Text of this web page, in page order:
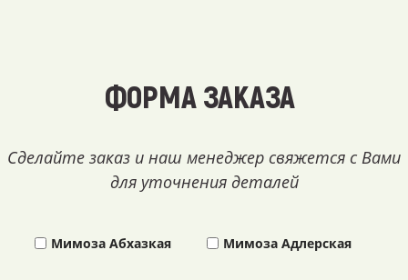
ФОРМА ЗАКАЗА
Сделайте заказ и наш менеджер свяжется с Вами
для уточнения деталей
Мимоза Абхазкая Мимоза Адлерская